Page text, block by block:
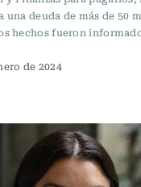
una deuda de más de 50
hechos fueron
de 2024